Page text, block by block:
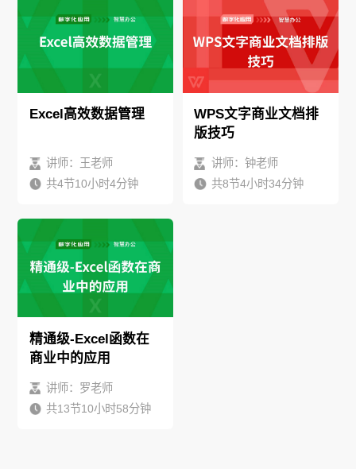
Excel高效数据管理
讲师：王老师
共4节10小时4分钟
WPS文字商业文档排
版技巧
讲师：钟老师
共8节4小时34分钟
精通级-Excel函数在
商业中的应用
讲师：罗老师
共13节10小时58分钟